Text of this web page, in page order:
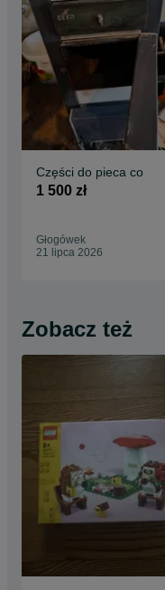
Części do pieca co
1 500 zł
Głogówek
21 lipca 2026
Zobacz też